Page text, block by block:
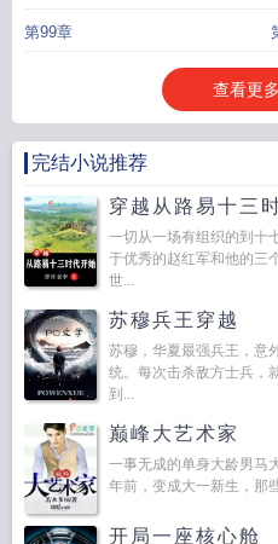
第99章
查看更
完结小说推荐
穿越从路易十三
一切从一场有组织的到
于优秀的赵红军和他的三
世...
苏穆兵王穿越
苏穆，华夏最强兵王，意
统。每次击杀敌方士兵，
到...
巅峰大艺术家
一事无成的单身大龄男马
年前，变成大一新生，那
开局一座核心舱